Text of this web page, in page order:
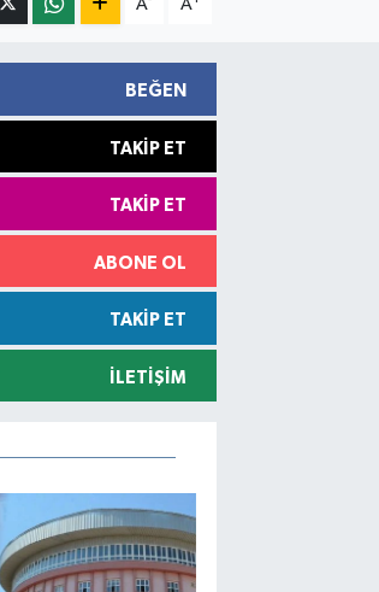
A A
BEĞEN
TAKIP ET
TAKIP ET
ABONE OL
TAKIP ET
İLETIŞIM